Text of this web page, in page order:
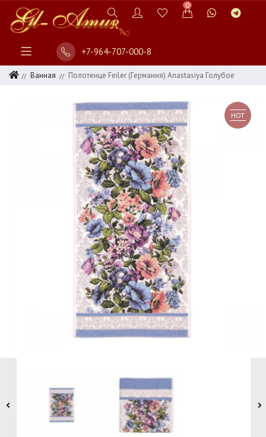
0
+7-964-707-000-8
Ванная Полотенце Feiler (Германия) Anastasiya Голубое
HOT